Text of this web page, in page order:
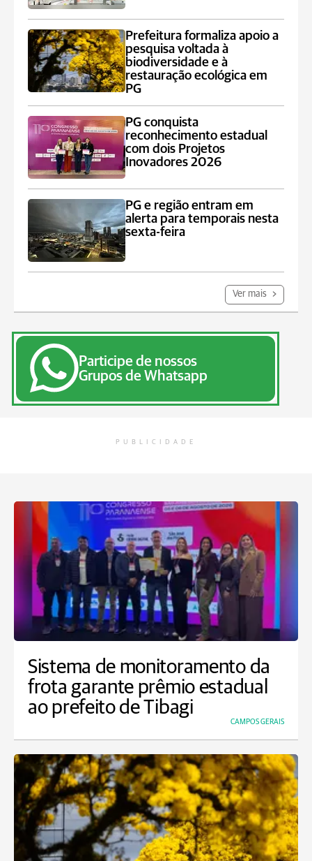
Prefeitura formaliza apoio a
pesquisa voltada à
biodiversidade e à
restauração ecológica em
PG
PG conquista
reconhecimento estadual
com dois Projetos
Inovadores 2026
PG e região entram em
alerta para temporais nesta
sexta-feira
Ver mais
Participe de nossos
Grupos de Whatsapp
PUBLICIDADE
Sistema de monitoramento da
frota garante prêmio estadual
ao prefeito de Tibagi
CAMPOS GERAIS